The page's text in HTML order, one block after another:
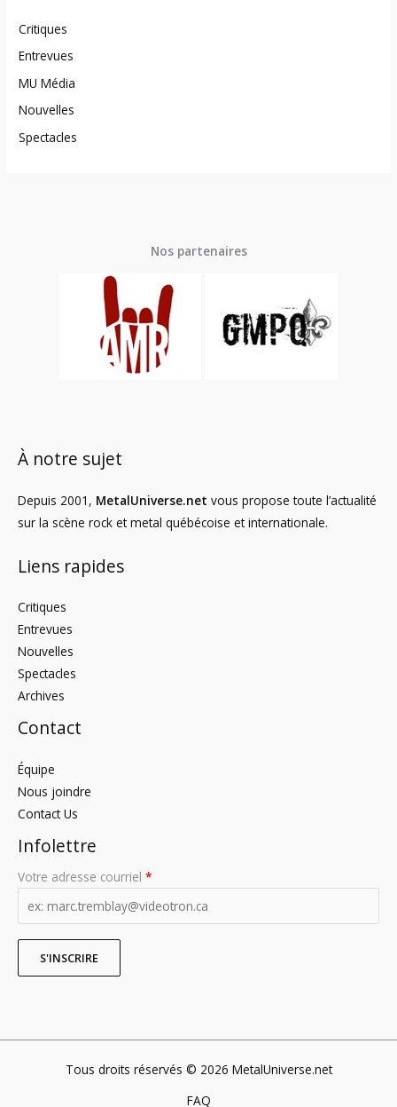
Critiques
Entrevues
MU Média
Nouvelles
Spectacles
Nos partenaires
À notre sujet
Depuis 2001, MetalUniverse.net vous propose toute l’actualité
sur la scène rock et metal québécoise et internationale.
Liens rapides
Critiques
Entrevues
Nouvelles
Spectacles
Archives
Contact
Équipe
Nous joindre
Contact Us
Infolettre
Votre adresse courriel *
Tous droits réservés © 2026 MetalUniverse.net
FAQ